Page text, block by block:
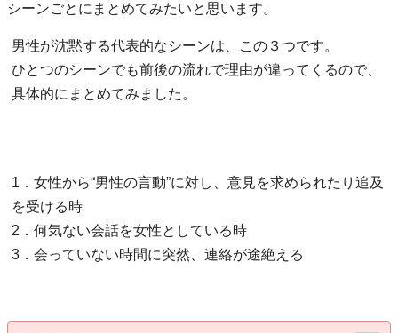
シーンごとにまとめてみたいと思います。
男性が沈黙する代表的なシーンは、この３つです。
ひとつのシーンでも前後の流れで理由が違ってくるので、
具体的にまとめてみました。
1．女性から“男性の言動”に対し、意見を求められたり追及
を受ける時
2．何気ない会話を女性としている時
3．会っていない時間に突然、連絡が途絶える